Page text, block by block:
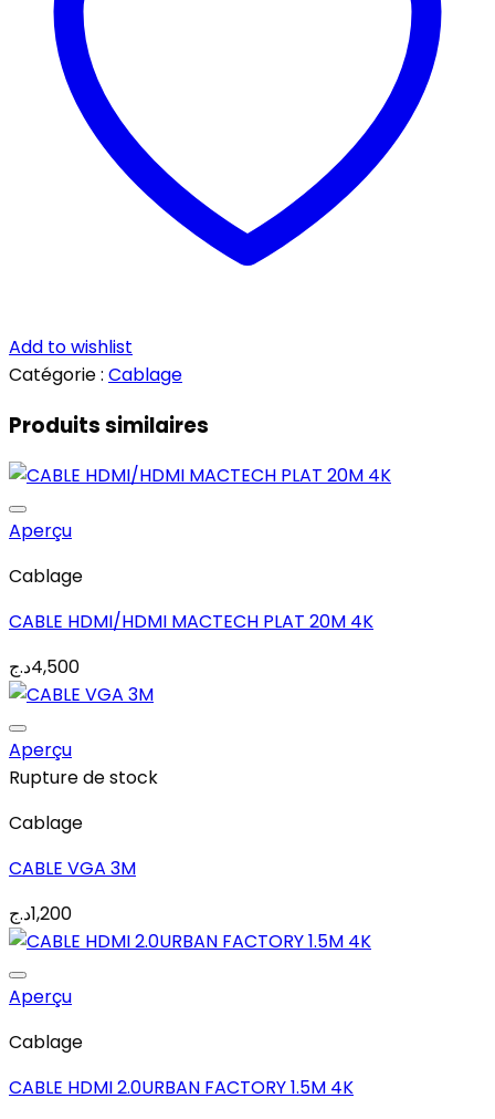
Add to wishlist
Catégorie : Cablage
Produits similaires
Aperçu
Cablage
CABLE HDMI/HDMI MACTECH PLAT 20M 4K
4,500د.ج
Aperçu
Rupture de stock
Cablage
CABLE VGA 3M
1,200د.ج
Aperçu
Cablage
CABLE HDMI 2.0URBAN FACTORY 1.5M 4K